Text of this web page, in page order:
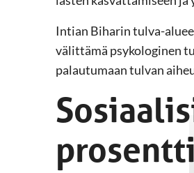
Intian Biharin tulva-
välittämä psykologinen
palautumaan tulvan